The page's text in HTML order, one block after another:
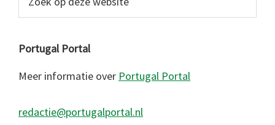
website
Portugal Portal
Meer informatie over Portugal Portal
redactie@portugalportal.nl